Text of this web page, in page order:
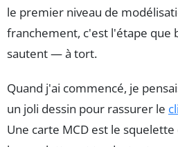
le premier niveau de
franchement, c'est l'étape que
sautent — à tort.
Quand j'ai commencé, je
un joli dessin pour rassurer le
Une carte MCD est le